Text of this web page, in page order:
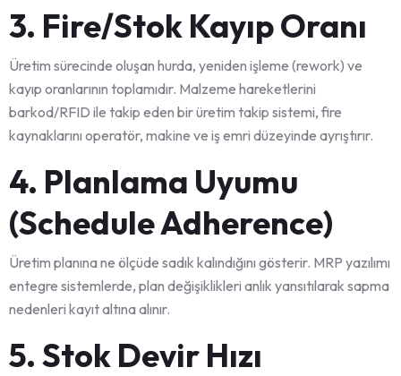
3. Fire/Stok Kayıp Oranı
Üretim sürecinde oluşan hurda, yeniden işleme (rework) ve
kayıp oranlarının toplamıdır. Malzeme hareketlerini
barkod/RFID ile takip eden bir üretim takip sistemi, fire
kaynaklarını operatör, makine ve iş emri düzeyinde ayrıştırır.
4. Planlama Uyumu
(Schedule Adherence)
Üretim planına ne ölçüde sadık kalındığını gösterir. MRP yazılımı
entegre sistemlerde, plan değişiklikleri anlık yansıtılarak sapma
nedenleri kayıt altına alınır.
5. Stok Devir Hızı